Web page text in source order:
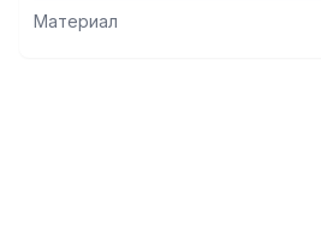
Материал